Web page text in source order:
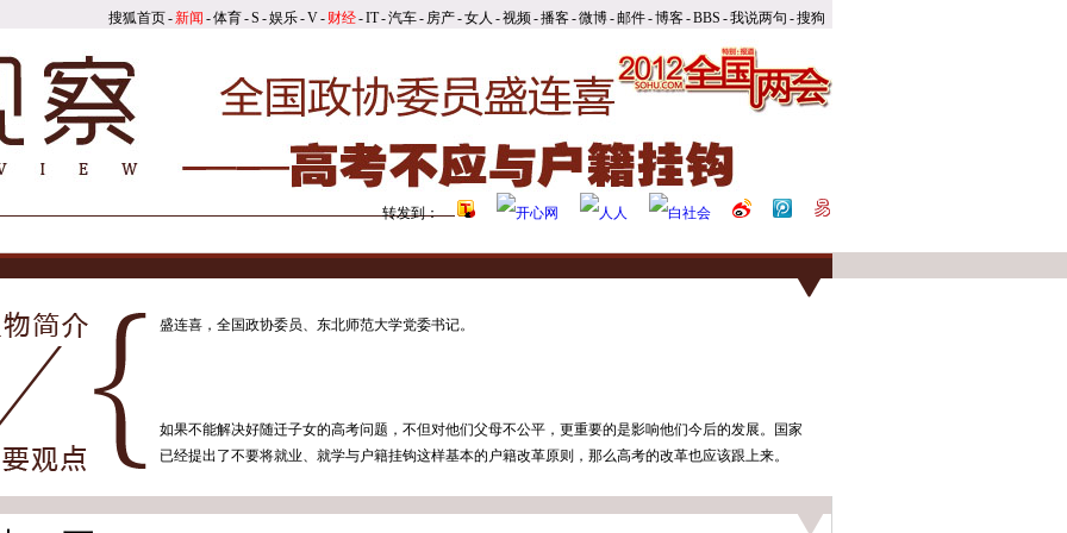
搜狐首页-新闻 -体育-S -娱乐-V- 财经-IT-汽车- 房产-女人 -视频-播客-微博-邮件-博客-BBS -我说两句 -搜狗
转发到：
盛连喜，全国政协委员、东北师范大学党委书记。
如果不能解决好随迁子女的高考问题，不但对他们父母不公平，更重要的是影响他们今后的发展。国家
已经提出了不要将就业、就学与户籍挂钩这样基本的户籍改革原则，那么高考的改革也应该跟上来。